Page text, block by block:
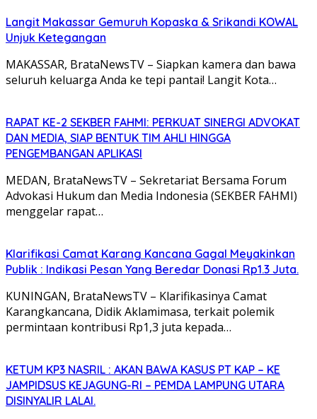
Langit Makassar Gemuruh Kopaska & Srikandi KOWAL
Unjuk Ketegangan
MAKASSAR, BrataNewsTV – Siapkan kamera dan bawa
seluruh keluarga Anda ke tepi pantai! Langit Kota…
RAPAT KE-2 SEKBER FAHMI: PERKUAT SINERGI ADVOKAT
DAN MEDIA, SIAP BENTUK TIM AHLI HINGGA
PENGEMBANGAN APLIKASI
MEDAN, BrataNewsTV – Sekretariat Bersama Forum
Advokasi Hukum dan Media Indonesia (SEKBER FAHMI)
menggelar rapat…
Klarifikasi Camat Karang Kancana Gagal Meyakinkan
Publik : Indikasi Pesan Yang Beredar Donasi Rp1.3 Juta.
KUNINGAN, BrataNewsTV – Klarifikasinya Camat
Karangkancana, Didik Aklamimasa, terkait polemik
permintaan kontribusi Rp1,3 juta kepada…
KETUM KP3 NASRIL : AKAN BAWA KASUS PT KAP – KE
JAMPIDSUS KEJAGUNG-RI – PEMDA LAMPUNG UTARA
DISINYALIR LALAI.